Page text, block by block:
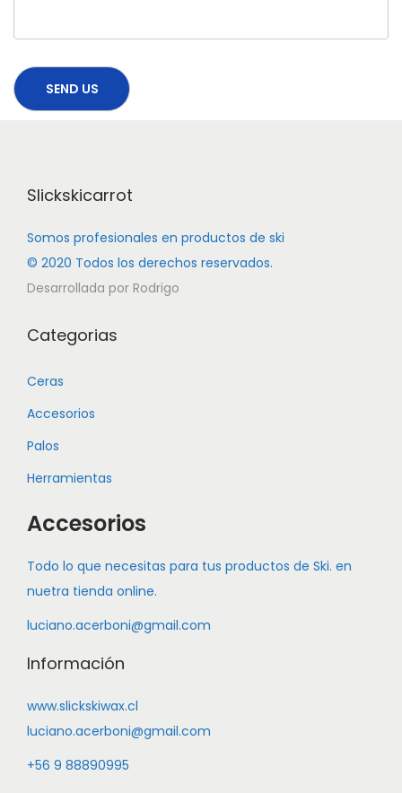
Slickskicarrot
Somos profesionales en productos de ski
© 2020 Todos los derechos reservados.
Desarrollada por Rodrigo
Categorias
Ceras
Accesorios
Palos
Herramientas
Accesorios
Todo lo que necesitas para tus productos de Ski. en
nuetra tienda online.
luciano.acerboni@gmail.com
Información
www.slickskiwax.cl
luciano.acerboni@gmail.com
+56 9 88890995